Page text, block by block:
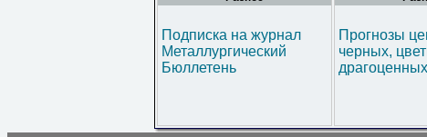
Подписка на журнал
Металлургический
Бюллетень
Прогнозы
черных,